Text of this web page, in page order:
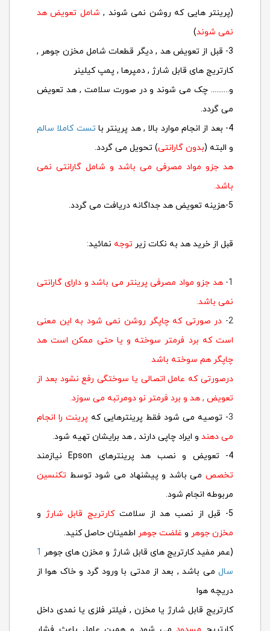
(پرینتر هایی که روشن نمی شوند , شامل تعویض هد
نمی شوند)
3- قبل از تعویض هد , دیگر قطعات شامل مخزن جوهر ,
کارتریج های قابل شارژ , دمپرها , پمپ کیلینر
و.......... چک می شوند و در صورت سلامت , هد تعویض
می گردد.
4- بعد از انجام موارد بالا , هد پرینتر با
تست کاملا سالم
و البته (بدون گارانتی) تحویل می گردد.
هد جزو مواد مصرفی می باشد و شامل گارانتی نمی
باشد.
5-هزینه تعویض هد جداگانه دریافت می گردد.
قبل از خرید هد به نکات زیر توجه نمائید:
1- هد جزو مواد مصرفی پرینتر می باشد و دارای گارانتی
نمی باشد.
2- در صورتی که چاپگر روشن نمی شود به این معنی
است که برد فرمتر سوخته و یا حتی ممکن است هد
چاپگر هم سوخته باشد
درصورتی که عامل اتصالی یا سوختگی رفع نشود بعد از
تعویض , هد و برد فرمتر نو دومرتبه می سوزد.
3- توصیه می شود فقط پرینترهایی که پرینت را انجام
می دهند و ایراد چاپی دارند , هد برایشان تهیه شود.
4- تعویض و نصب هد پرینترهای Epson نیازمند
تخصص می باشد و پیشنهاد می شود توسط تکنسین
مربوطه انجام شود.
5- قبل از نصب هد از سلامت
کارتریج قابل شارژ و
مخزن جوهر و غلضت جوهر اطمینان حاصل کنید.
(عمر مفید کارتریج های قابل شارژ و مخزن های جوهر 1
سال می باشد , بعد از مدتی با ورود گرد و خاک هوا از
دریچه هوا
کارتریج قابل شارژ یا مخزن , فیلتر فلزی یا نمدی داخل